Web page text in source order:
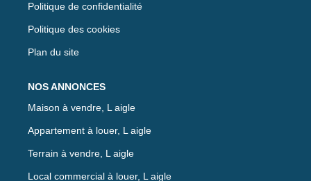
Politique de confidentialité
Politique des cookies
Plan du site
NOS ANNONCES
Maison à vendre, L aigle
Appartement à louer, L aigle
Terrain à vendre, L aigle
Local commercial à louer, L aigle